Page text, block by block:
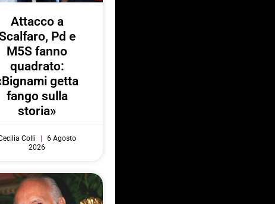
Attacco a
Pd e
M5S fanno
quadrato:
getta
fango sulla
storia»
Colli
6 Agosto
2026